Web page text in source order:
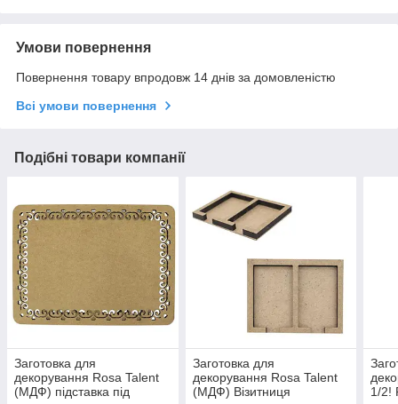
Умови повернення
Повернення товару впродовж 14 днів за домовленістю
Всі умови повернення
Подібні товари компанії
Заготовка для
декорування Rosa Talent
(МДФ) підставка під
Заготовка для
декорування Rosa Talent
(МДФ) Візитниця
1/2!